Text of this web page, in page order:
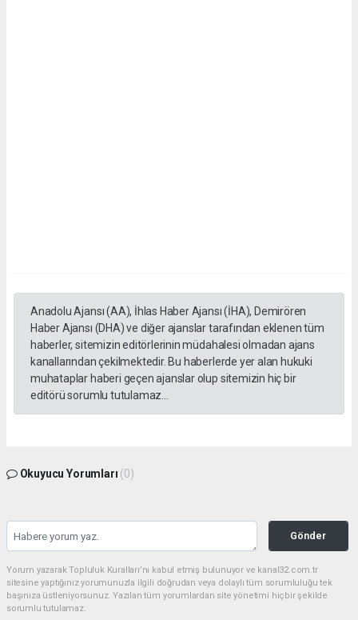
Anadolu Ajansı (AA), İhlas Haber Ajansı (İHA), Demirören
Haber Ajansı (DHA) ve diğer ajanslar tarafından eklenen tüm
haberler, sitemizin editörlerinin müdahalesi olmadan ajans
kanallarından çekilmektedir. Bu haberlerde yer alan hukuki
muhataplar haberi geçen ajanslar olup sitemizin hiç bir
editörü sorumlu tutulamaz...
Okuyucu Yorumları (0)
Gönder
Yorum yazarak Topluluk Kuralları’nı kabul etmiş bulunuyor ve kanal32.com.tr
sitesine yaptığınız yorumunuzla ilgili doğrudan veya dolaylı tüm sorumluluğu tek
başınıza üstleniyorsunuz. Yazılan tüm yorumlardan site yönetimi hiçbir şekilde
sorumlu tutulamaz.